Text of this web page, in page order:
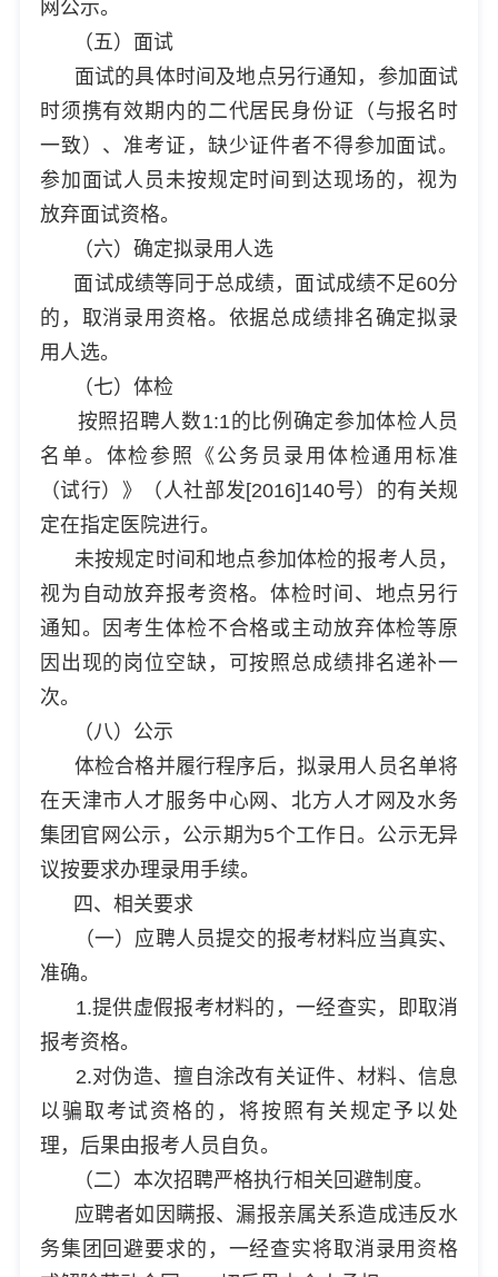
网公示。
（五）面试
面试的具体时间及地点另行通知，参加面试
时须携有效期内的二代居民身份证（与报名时
一致）、准考证，缺少证件者不得参加面试。
参加面试人员未按规定时间到达现场的，视为
放弃面试资格。
（六）确定拟录用人选
面试成绩等同于总成绩，面试成绩不足60分
的，取消录用资格。依据总成绩排名确定拟录
用人选。
（七）体检
按照招聘人数1:1的比例确定参加体检人员
名单。体检参照《公务员录用体检通用标准
（试行）》（人社部发[2016]140号）的有关规
定在指定医院进行。
未按规定时间和地点参加体检的报考人员，
视为自动放弃报考资格。体检时间、地点另行
通知。因考生体检不合格或主动放弃体检等原
因出现的岗位空缺，可按照总成绩排名递补一
次。
（八）公示
体检合格并履行程序后，拟录用人员名单将
在天津市人才服务中心网、北方人才网及水务
集团官网公示，公示期为5个工作日。公示无异
议按要求办理录用手续。
四、相关要求
（一）应聘人员提交的报考材料应当真实、
准确。
1.提供虚假报考材料的，一经查实，即取消
报考资格。
2.对伪造、擅自涂改有关证件、材料、信息
以骗取考试资格的，将按照有关规定予以处
理，后果由报考人员自负。
（二）本次招聘严格执行相关回避制度。
应聘者如因瞒报、漏报亲属关系造成违反水
务集团回避要求的，一经查实将取消录用资格